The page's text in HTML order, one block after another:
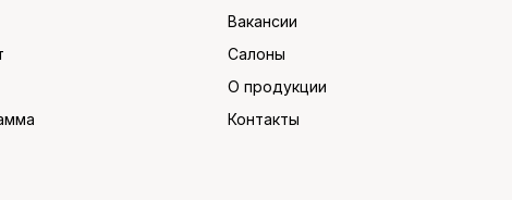
Вакансии
Салоны
О продукции
Контакты